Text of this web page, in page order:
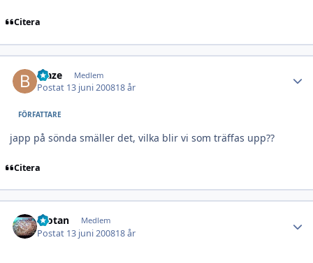
Citera
blaze Medlem
Postat 13 juni 200818 år
FÖRFATTARE
japp på sönda smäller det, vilka blir vi som träffas upp??
Citera
Wotan Medlem
Postat 13 juni 200818 år